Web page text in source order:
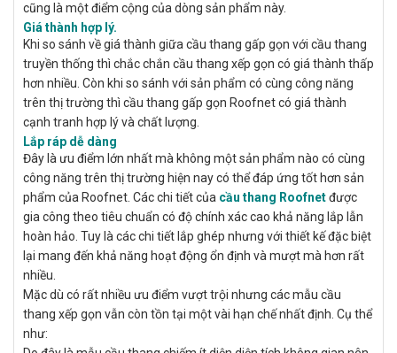
cũng là một điểm cộng của dòng sản phẩm này.
Giá thành hợp lý.
Khi so sánh về giá thành giữa cầu thang gấp gọn với cầu thang
truyền thống thì chắc chắn cầu thang xếp gọn có giá thành thấp
hơn nhiều. Còn khi so sánh với sản phẩm có cùng công năng
trên thị trường thì cầu thang gấp gọn Roofnet có giá thành
cạnh tranh hợp lý và chất lượng.
Lắp ráp dễ dàng
Đây là ưu điểm lớn nhất mà không một sản phẩm nào có cùng
công năng trên thị trường hiện nay có thể đáp ứng tốt hơn sản
phẩm của Roofnet. Các chi tiết của cầu thang Roofnetđược
gia công theo tiêu chuẩn có độ chính xác cao khả năng lắp lẫn
hoàn hảo. Tuy là các chi tiết lắp ghép nhưng với thiết kế đặc biệt
lại mang đến khả năng hoạt động ổn định và mượt mà hơn rất
nhiều.
Mặc dù có rất nhiều ưu điểm vượt trội nhưng các mẫu cầu
thang xếp gọn vẫn còn tồn tại một vài hạn chế nhất định. Cụ thể
như: